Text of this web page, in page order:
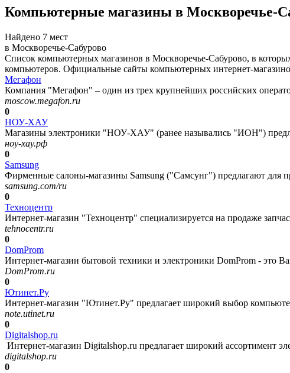
Компьютерные магазины в Москворечье-
Найдено 7 мест
в Москворечье-Сабурово
Список компьютерных магазинов в Москворечье-Сабурово, в
компьютеров. Официальные сайты компьютерных интернет-
Мегафон
Компания "Мегафон" – один из трех крупнейших российских
moscow.megafon.ru
0
НОУ-ХАУ
Магазины электроники "НОУ-ХАУ" (ранее назывались "ИОН")
ноу-хау.рф
0
Samsung
Фирменные салоны-магазины Samsung ("Самсунг") предлагают для
samsung.com/ru
0
Техноцентр
Интернет-магазин "Техноцентр" специализируется на продаже
tehnocentr.ru
0
DomProm
Интернет-магазин бытовой техники и электроники DomProm - это
DomProm.ru
0
Ютинет.Ру
Интернет-магазин "Ютинет.Ру" предлагает широкий выбор
note.utinet.ru
0
Digitalshop.ru
Интернет-магазин Digitalshop.ru предлагает широкий ассортимент
digitalshop.ru
0